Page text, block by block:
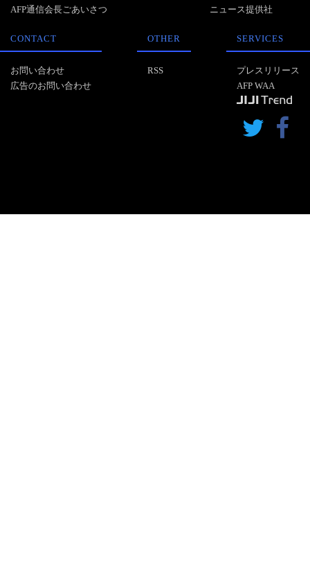
AFP通信会長ごあいさつ
ニュース提供社
CONTACT
お問い合わせ
広告のお問い合わせ
OTHER
RSS
SERVICES
プレスリリース
AFP WAA